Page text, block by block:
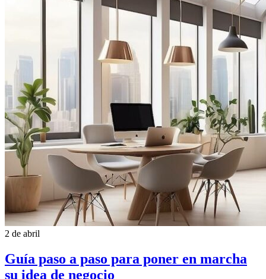
2 de abril
Guía paso a paso para poner en marcha
su idea de negocio